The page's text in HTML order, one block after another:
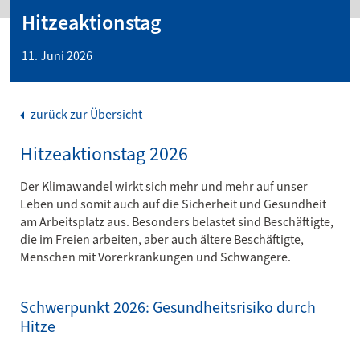
Hitzeaktionstag
11. Juni 2026
zurück zur Übersicht
Hitzeaktionstag 2026
Der Klimawandel wirkt sich mehr und mehr auf unser
Leben und somit auch auf die Sicherheit und Gesundheit
am Arbeitsplatz aus. Besonders belastet sind Beschäftigte,
die im Freien arbeiten, aber auch ältere Beschäftigte,
Menschen mit Vorerkrankungen und Schwangere.
Schwerpunkt 2026: Gesundheitsrisiko durch
Hitze